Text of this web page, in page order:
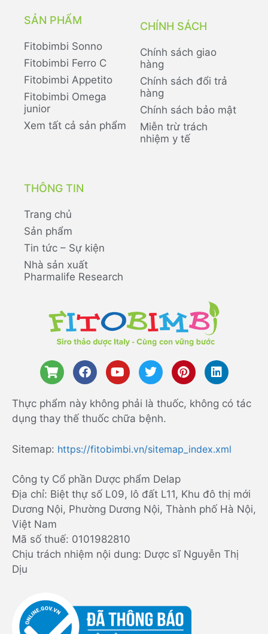
SẢN PHẨM
Fitobimbi Sonno
Fitobimbi Ferro C
Fitobimbi Appetito
Fitobimbi Omega
junior
Xem tất cả sản phẩm
CHÍNH SÁCH
Chính sách giao
hàng
Chính sách đổi trả
hàng
Chính sách bảo mật
Miễn trừ trách
nhiệm y tế
THÔNG TIN
Trang chủ
Sản phẩm
Tin tức – Sự kiện
Nhà sản xuất
Pharmalife Research
Thực phẩm này không phải là thuốc, không có tác
dụng thay thế thuốc chữa bệnh.
Sitemap: https://fitobimbi.vn/sitemap_index.xml
Công ty Cổ phần Dược phẩm Delap
Địa chỉ: Biệt thự số L09, lô đất L11, Khu đô thị mới
Dương Nội, Phường Dương Nội, Thành phố Hà Nội,
Việt Nam
Mã số thuế: 0101982810
Chịu trách nhiệm nội dung: Dược sĩ Nguyễn Thị
Dịu